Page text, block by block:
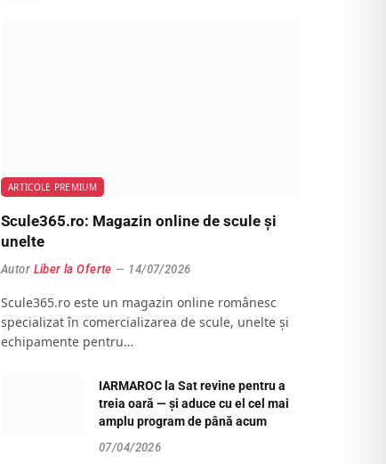
ARTICOLE PREMIUM
Scule365.ro: Magazin online de scule și
unelte
Autor Liber la Oferte 14/07/2026
Scule365.ro este un magazin online românesc
specializat în comercializarea de scule, unelte și
echipamente pentru…
IARMAROC la Sat revine pentru a
treia oară — și aduce cu el cel mai
amplu program de până acum
07/04/2026